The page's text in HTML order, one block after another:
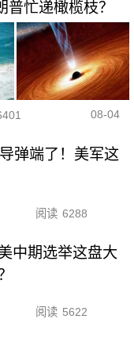
忙递橄榄枝？
08-04
弹端了！美军这
阅读 6288
中期选举这盘大
阅读 5622